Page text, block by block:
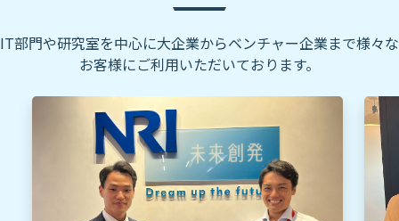
IT部門や研究室を中心に大企業からベンチャー企業まで様々な
お客様にご利用いただいております。